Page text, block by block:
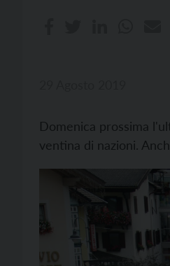
Domenica prossima
ventina di nazioni.